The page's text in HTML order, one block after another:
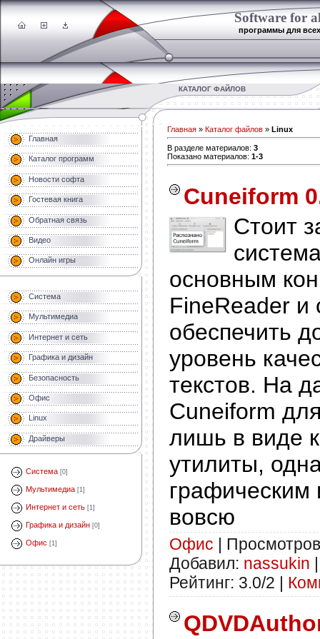
Software for
программы для всех
КАТАЛОГ ФАЙЛОВ
Главная
Каталог программ
Новости софта
Гостевая книга
Обратная связь
Видео
Онлайн игры
Система
Мультимедиа
Интернет и сеть
Графика и дизайн
Безопасность
Офис
Linux
Драйверы
Система [0]
Мультимедиа [1]
Интернет и сеть [1]
Графика и дизайн [0]
Офис [1]
Главная » Каталог файлов » Linux
В разделе материалов: 3
Показано материалов: 1-3
Cuneiform
Стоит
основным
FineReader и
обеспечить
уровень
текстов. На
Cuneiform
лишь в виде
утилиты,
вовсю
Офис |
Добавил: nassukin
Рейтинг: 3.0/2 |